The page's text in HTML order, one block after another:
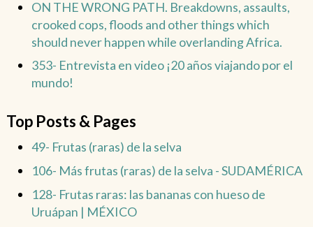
ON THE WRONG PATH. Breakdowns, assaults,
crooked cops, floods and other things which
should never happen while overlanding Africa.
353- Entrevista en video ¡20 años viajando por el
mundo!
Top Posts & Pages
49- Frutas (raras) de la selva
106- Más frutas (raras) de la selva - SUDAMÉRICA
128- Frutas raras: las bananas con hueso de
Uruápan | MÉXICO